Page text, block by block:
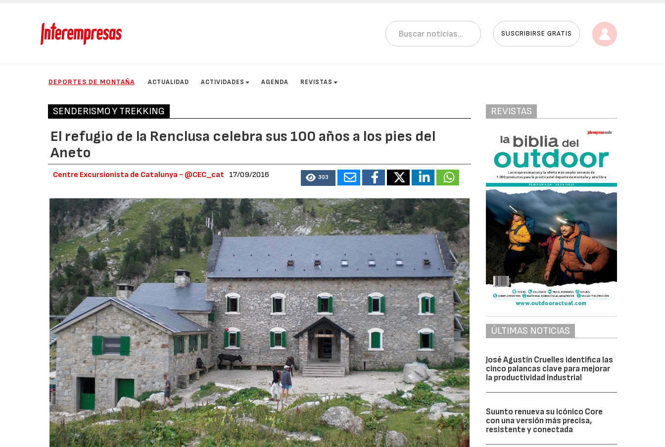
SUSCRIBIRSE GRATIS
DEPORTES DE MONTAÑA ACTUALIDAD ACTIVIDADES AGENDA REVISTAS
SENDERISMO Y TREKKING
El refugio de la Renclusa celebra sus 100 años a los pies del
Aneto
Centre Excursionista de Catalunya - @CEC_cat 17/09/2016 303
REVISTAS
ÚLTIMAS NOTICIAS
José Agustín Cruelles identifica las
cinco palancas clave para mejorar
la productividad industrial
Suunto renueva su icónico Core
con una versión más precisa,
resistente y conectada